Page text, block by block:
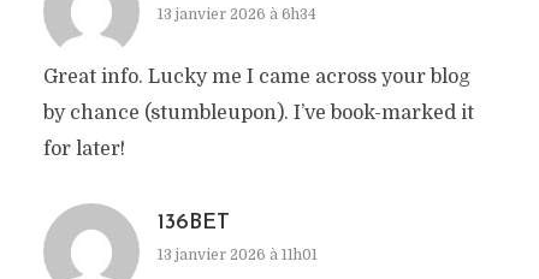
13 janvier 2026 à 6h34
Great info. Lucky me I came across your blog
by chance (stumbleupon). I’ve book-marked it
for later!
136BET
13 janvier 2026 à 11h01